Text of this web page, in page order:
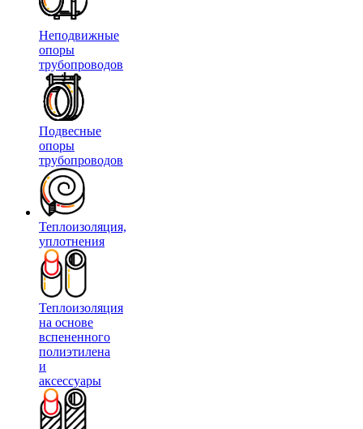
Неподвижные
опоры
трубопроводов
Подвесные
опоры
трубопроводов
Теплоизоляция,
уплотнения
Теплоизоляция
на основе
вспененного
полиэтилена
и
аксессуары